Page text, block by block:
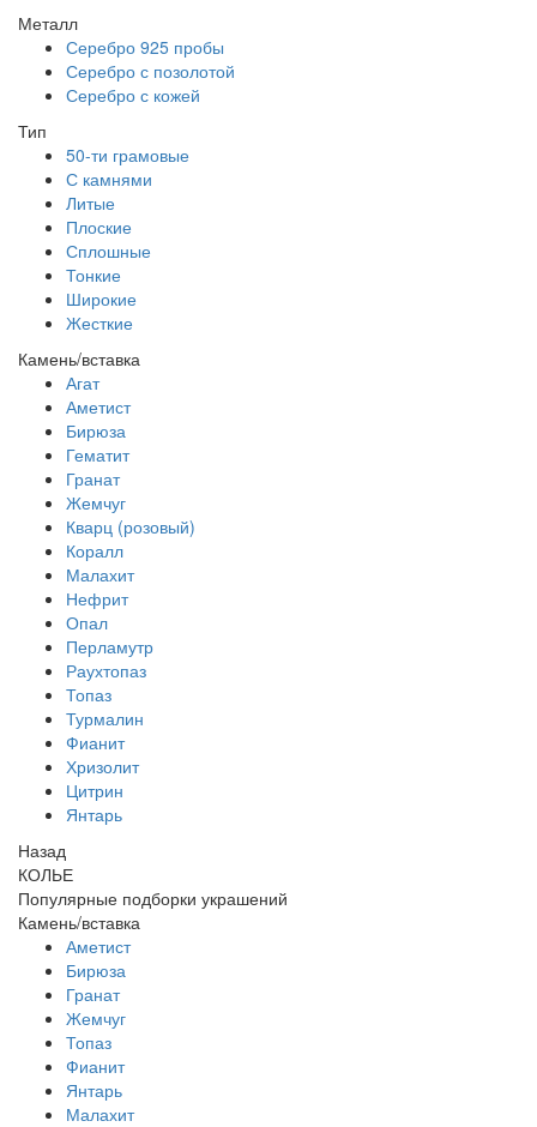
Металл
Серебро 925 пробы
Серебро с позолотой
Серебро с кожей
Тип
50-ти грамовые
С камнями
Литые
Плоские
Сплошные
Тонкие
Широкие
Жесткие
Камень/вставка
Агат
Аметист
Бирюза
Гематит
Гранат
Жемчуг
Кварц (розовый)
Коралл
Малахит
Нефрит
Опал
Перламутр
Раухтопаз
Топаз
Турмалин
Фианит
Хризолит
Цитрин
Янтарь
Назад
КОЛЬЕ
Популярные подборки украшений
Камень/вставка
Аметист
Бирюза
Гранат
Жемчуг
Топаз
Фианит
Янтарь
Малахит